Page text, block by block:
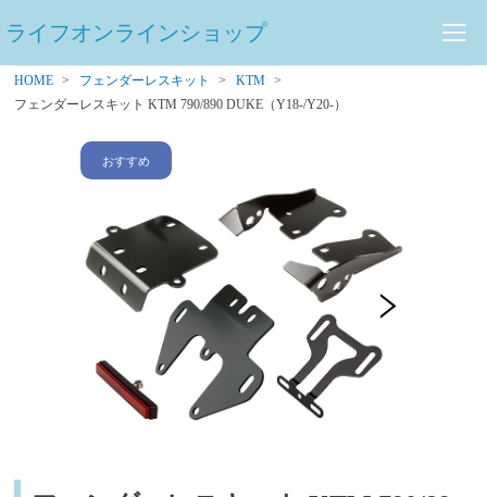
ライフオンラインショップ
HOME フェンダーレスキット
KTM
フェンダーレスキット KTM 790/890 DUKE（Y18-/Y20-）